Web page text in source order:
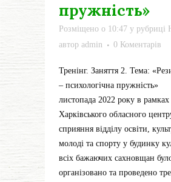
пружність»
Розміщено о 10:47 у рубриці
автор admin 0 Коментарів
Тренінг. Заняття 2. Тема:
– психологічна
листопада 2022 року в рамках
Харківського обласного
сприяння відділу освіти,
молоді та спорту у будинку
всіх бажаючих сахновщан
організовано та проведено